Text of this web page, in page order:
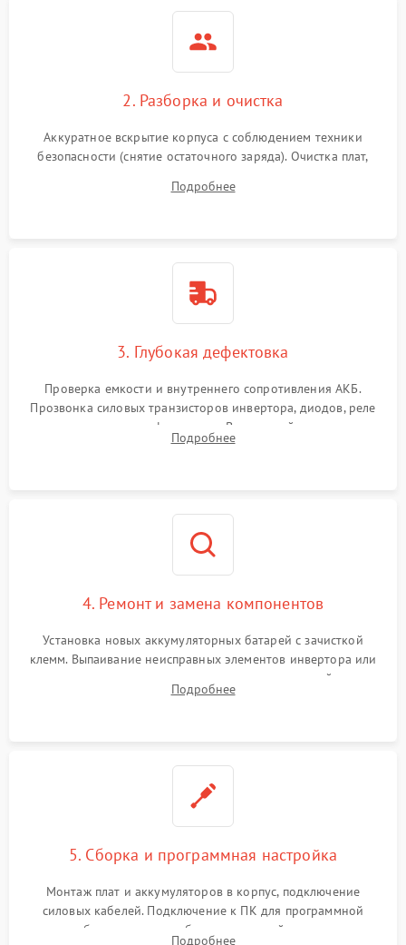
2. Разборка и очистка
Аккуратное вскрытие корпуса с соблюдением техники
безопасности (снятие остаточного заряда). Очистка плат,
и кистей для предотвращения перегрева и замыканий.
Подробнее
3. Глубокая дефектовка
Проверка емкости и внутреннего сопротивления АКБ.
Прозвонка силовых транзисторов инвертора, диодов, реле
переключения и трансформатора. Визуальный поиск вздутых
конденсаторов и прогаров на печатной плате.
Подробнее
4. Ремонт и замена компонентов
Установка новых аккумуляторных батарей с зачисткой
клемм. Выпаивание неисправных элементов инвертора или
цепи зарядки и монтаж новых радиодеталей.
Восстановление поврежденных токоведущих дорожек и
Подробнее
5. Сборка и программная настройка
Монтаж плат и аккумуляторов в корпус, подключение
силовых кабелей. Подключение к ПК для программной
калибровки констант батареи, настройки порогов
Подробнее